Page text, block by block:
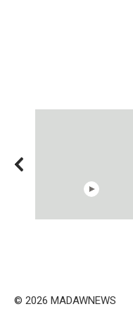
© 2026 MADAWNEWS